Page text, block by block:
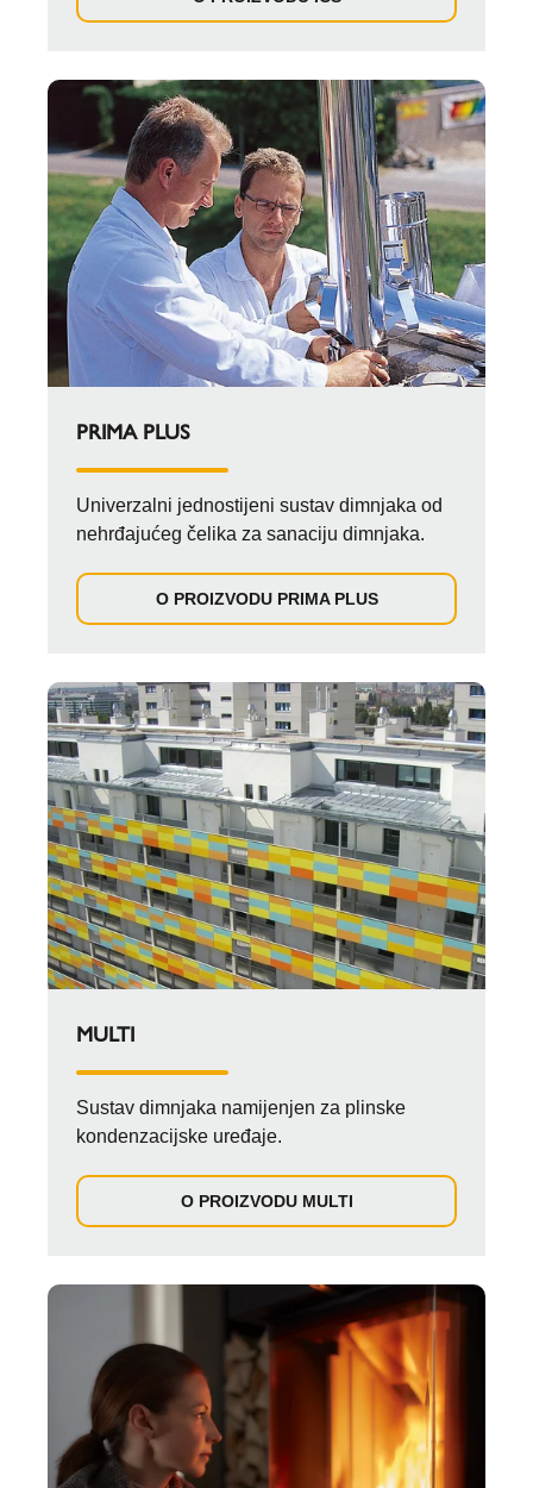
PRIMA PLUS
Univerzalni jednostijeni sustav dimnjaka od
nehrđajućeg čelika za sanaciju dimnjaka.
O PROIZVODU PRIMA PLUS
MULTI
Sustav dimnjaka namijenjen za plinske
kondenzacijske uređaje.
O PROIZVODU MULTI